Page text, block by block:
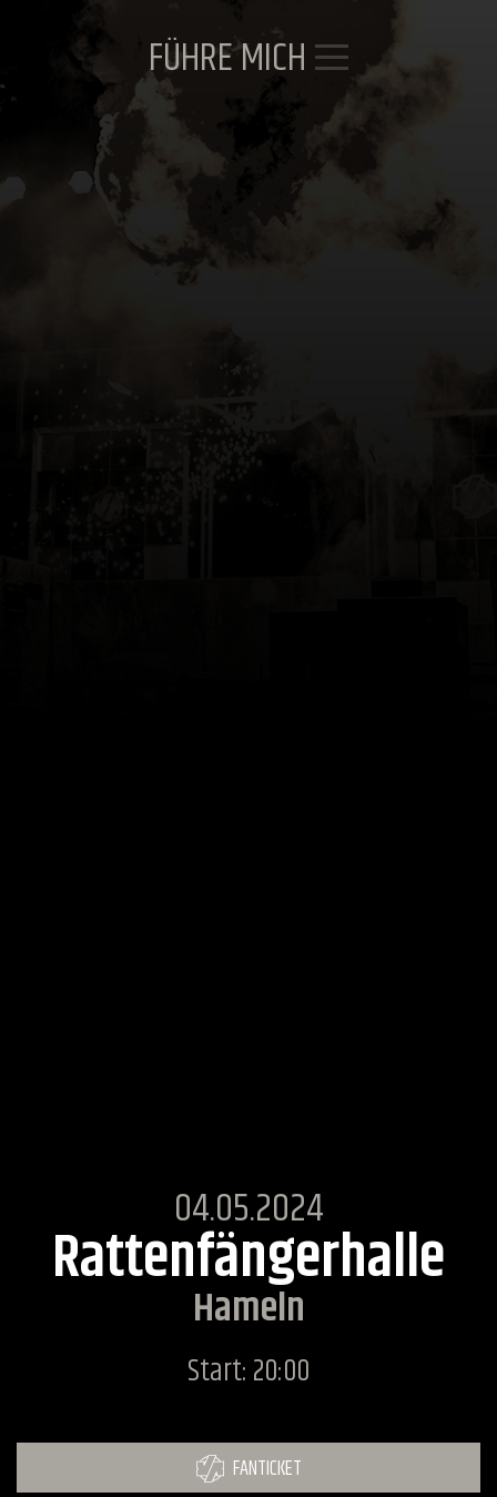
04.05.2024
Rattenfängerhalle
Hameln
Start: 20:00
FANTICKET